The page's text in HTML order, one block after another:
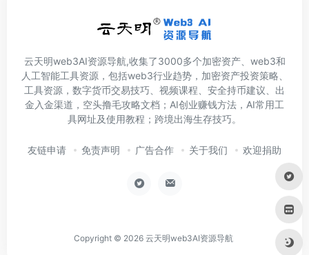
云天明web3AI资源导航,收集了3000多个加密资产、web3和
人工智能工具资源，包括web3行业趋势，加密资产投资策略、
工具资源，数字货币交易技巧、视频课程、安全持币建议、出
金入金渠道，空头撸毛攻略文档；AI创业赚钱方法，AI常用工
具网址及使用教程；跨境出海生存技巧。
友链申请 免责声明 广告合作 关于我们 欢迎捐助
Copyright © 2026 云天明web3AI资源导航